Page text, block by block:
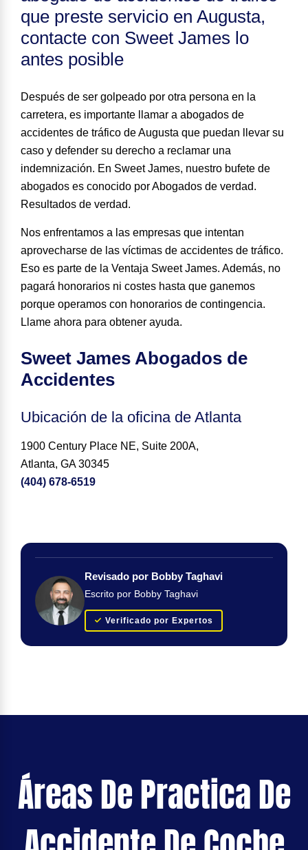
que preste servicio en Augusta,
contacte con Sweet James lo
antes posible
Después de ser golpeado por otra persona en la
carretera, es importante llamar a abogados de
accidentes de tráfico de Augusta que puedan llevar su
caso y defender su derecho a reclamar una
indemnización. En Sweet James, nuestro bufete de
abogados es conocido por Abogados de verdad.
Resultados de verdad.
Nos enfrentamos a las empresas que intentan
aprovecharse de las víctimas de accidentes de tráfico.
Eso es parte de la Ventaja Sweet James. Además, no
pagará honorarios ni costes hasta que ganemos
porque operamos con honorarios de contingencia.
Llame ahora para obtener ayuda.
Sweet James Abogados de
Accidentes
Ubicación de la oficina de Atlanta
1900 Century Place NE, Suite 200A,
Atlanta, GA 30345
(404) 678-6519
Revisado por Bobby Taghavi
Escrito por Bobby Taghavi
Verificado por Expertos
Áreas De Practica De